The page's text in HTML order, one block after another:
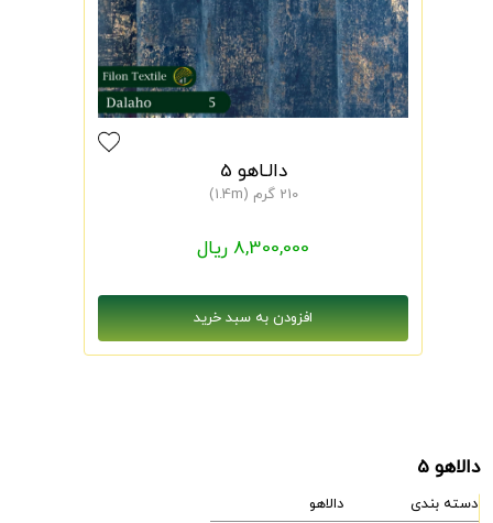
دالـاهو 5
210 گرم (1.4m)
8,300,000 ریال
دالاهو 5
دسته بندی
دالاهو